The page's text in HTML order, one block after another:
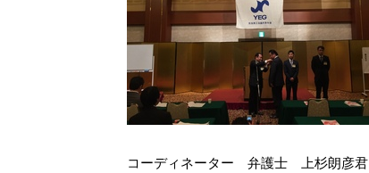
コーディネーター 弁護士 上杉朗彦君